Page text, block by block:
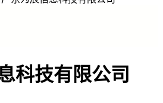
科技有限公司